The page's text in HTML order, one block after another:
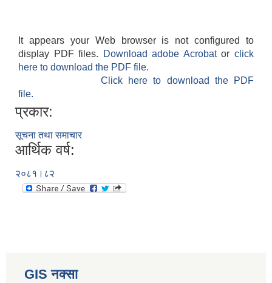
It appears your Web browser is not configured to
display PDF files.
Download adobe Acrobatorclick
here to download the PDF file.
Click here to download the PDF
file.
प्रकार:
सूचना तथा समाचार
आर्थिक वर्ष:
२०८१।८२
GIS नक्सा